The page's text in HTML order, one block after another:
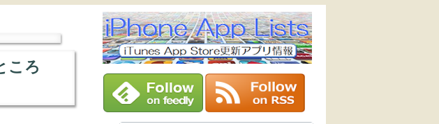
ころ